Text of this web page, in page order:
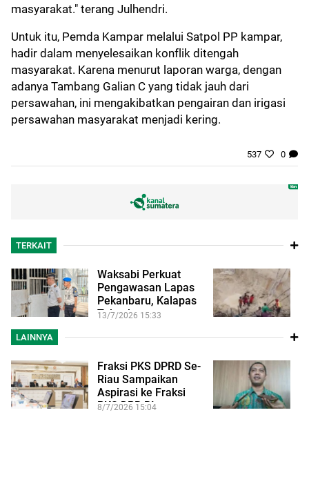
masyarakat." terang Julhendri.
Untuk itu, Pemda Kampar melalui Satpol PP kampar,
hadir dalam menyelesaikan konflik ditengah
masyarakat. Karena menurut laporan warga, dengan
adanya Tambang Galian C yang tidak jauh dari
persawahan, ini mengakibatkan pengairan dan irigasi
persawahan masyarakat menjadi kering.
537 0
TERKAIT
Waksabi Perkuat
Pengawasan Lapas
Pekanbaru, Kalapas
Tekankan
13/7/2026 15:33
LAINNYA
Fraksi PKS DPRD Se-
Riau Sampaikan
Aspirasi ke Fraksi
PKS DPR RI,…
8/7/2026 15:04